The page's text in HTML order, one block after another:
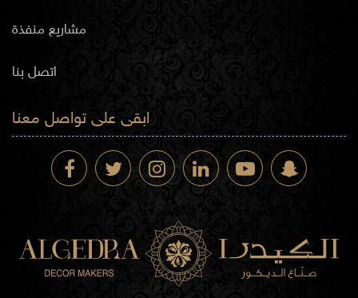
مشاريع منفذة
اتصل بنا
ابقى على تواصل معنا